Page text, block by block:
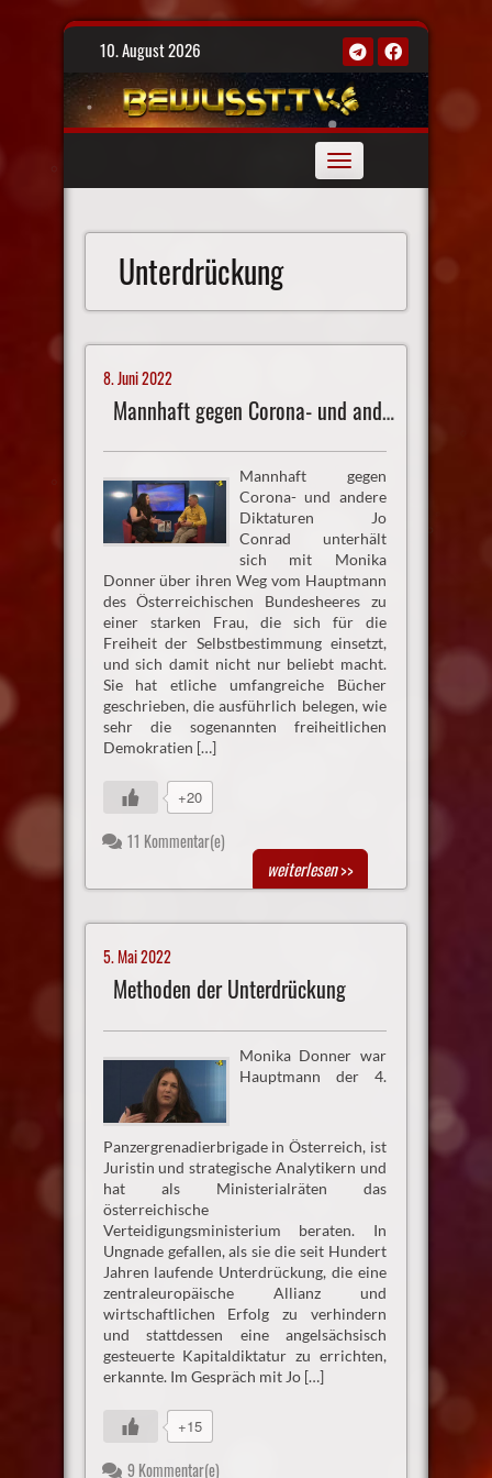
Skip
10. August 2026
Toggle
navigation
Unterdrückung
8. Juni 2022
Mannhaft gegen Corona- und andere Diktaturen
Mannhaft gegen
Corona- und andere
Diktaturen Jo
Conrad unterhält
sich mit Monika
Donner über ihren Weg vom Hauptmann
des Österreichischen Bundesheeres zu
einer starken Frau, die sich für die
Freiheit der Selbstbestimmung einsetzt,
und sich damit nicht nur beliebt macht.
Sie hat etliche umfangreiche Bücher
geschrieben, die ausführlich belegen, wie
sehr die sogenannten freiheitlichen
Demokratien […]
+20
11 Kommentar(e)
weiterlesen>>
5. Mai 2022
Methoden der Unterdrückung
Monika Donner war
Hauptmann der 4.
Panzergrenadierbrigade in Österreich, ist
Juristin und strategische Analytikern und
hat als Ministerialräten das
österreichische
Verteidigungsministerium beraten. In
Ungnade gefallen, als sie die seit Hundert
Jahren laufende Unterdrückung, die eine
zentraleuropäische Allianz und
wirtschaftlichen Erfolg zu verhindern
und stattdessen eine angelsächsisch
gesteuerte Kapitaldiktatur zu errichten,
erkannte. Im Gespräch mit Jo […]
+15
9 Kommentar(e)